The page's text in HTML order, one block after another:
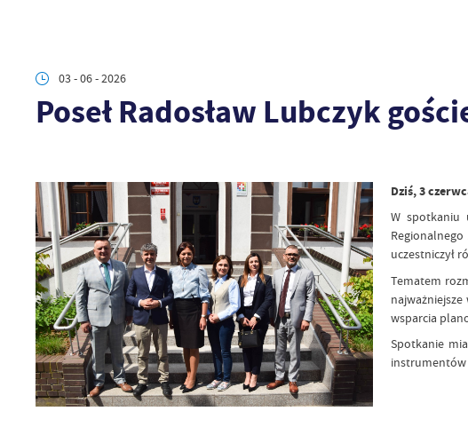
03 - 06 - 2026
Poseł Radosław Lubczyk
Dziś, 3
W spotkaniu
uczestniczył
Tematem
wsparcia
Spotkanie
instrumentów